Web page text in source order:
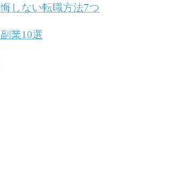
しない転職方法7つ
業10選